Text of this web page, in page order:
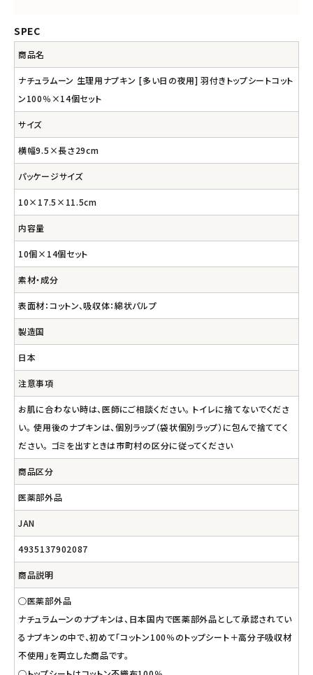
SPEC
商品名
ナチュラムーン 生理用ナプキン [多い日の夜用] 羽付きトップシートコット
ン100％×14個セット
サイズ
横幅9.5×長さ29cm
パッケージサイズ
10×17.5×11.5cm
内容量
10個×14個セット
素材・成分
表面材：コットン、吸収体：綿状パルプ
製造国
日本
注意事項
お肌に合わない時は、医師にご相談ください。 トイレに捨てないでくださ
い。 使用後のナプキンは、個別ラップ（袋状個別ラップ）に包んで捨ててく
ださい。 ゴミを出すときは市町村の区分に従ってください
商品区分
医薬部外品
JAN
4935137902087
商品説明
○医薬部外品
ナチュラムーンのナプキンは、日本国内で医薬部外品として承認されてい
るナプキンの中で、初めて「コットン100％のトップシート＋高分子吸収材
不使用」を両立した商品です。